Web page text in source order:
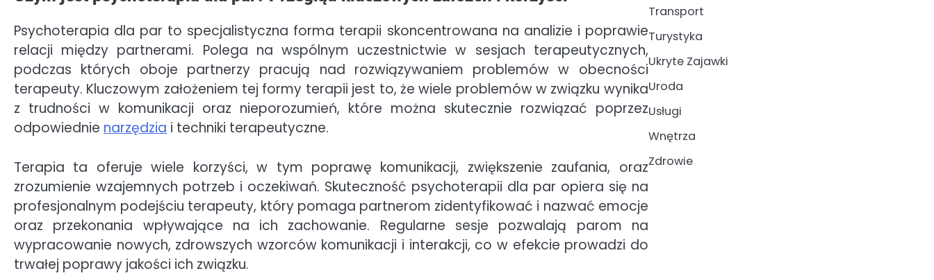
Psychoterapia dla par to specjalistyczna forma terapii skoncentrowana na analizie i poprawie
relacji między partnerami. Polega na wspólnym uczestnictwie w sesjach terapeutycznych,
podczas których oboje partnerzy pracują nad rozwiązywaniem problemów w obecności
terapeuty. Kluczowym założeniem tej formy terapii jest to, że wiele problemów w związku wynika
z trudności w komunikacji oraz nieporozumień, które można skutecznie rozwiązać poprzez
odpowiednie narzędzia i techniki terapeutyczne.
Terapia ta oferuje wiele korzyści, w tym poprawę komunikacji, zwiększenie zaufania, oraz
zrozumienie wzajemnych potrzeb i oczekiwań. Skuteczność psychoterapii dla par opiera się na
profesjonalnym podejściu terapeuty, który pomaga partnerom zidentyfikować i nazwać emocje
oraz przekonania wpływające na ich zachowanie. Regularne sesje pozwalają parom na
wypracowanie nowych, zdrowszych wzorców komunikacji i interakcji, co w efekcie prowadzi do
trwałej poprawy jakości ich związku.
Transport
Turystyka
Ukryte Zajawki
Uroda
Usługi
Wnętrza
Zdrowie